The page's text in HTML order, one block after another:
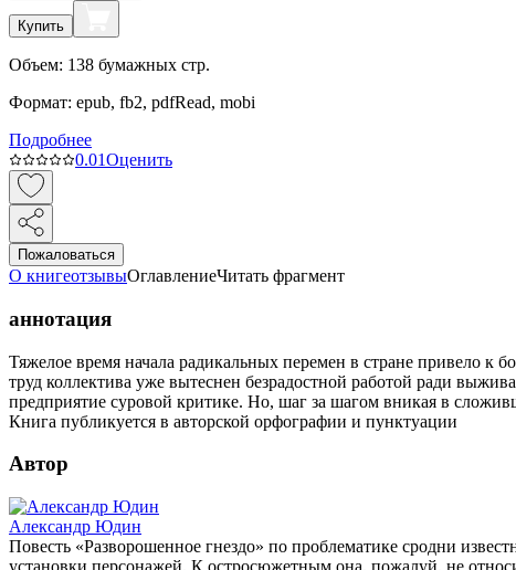
Купить
Объем: 138 бумажных стр.
Формат: epub, fb2, pdfRead, mobi
Подробнее
0.01Оценить
Пожаловаться
О книгеотзывыОглавлениеЧитать фрагмент
аннотация
Тяжелое время начала радикальных перемен в стране привело
труд коллектива уже вытеснен безрадостной работой ради
предприятие суровой критике. Но, шаг за шагом вникая в
Книга публикуется в авторской орфографии и пунктуации
Автор
Александр Юдин
Повесть «Разворошенное гнездо» по проблематике сродни
установки персонажей. К остросюжетным она, пожалуй, не